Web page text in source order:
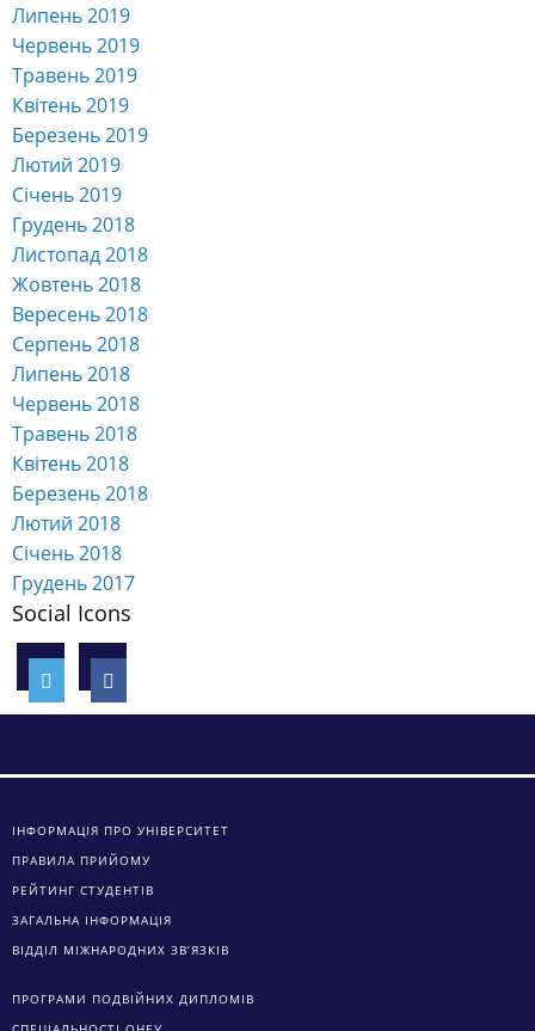
Липень 2019
Червень 2019
Травень 2019
Квітень 2019
Березень 2019
Лютий 2019
Січень 2019
Грудень 2018
Листопад 2018
Жовтень 2018
Вересень 2018
Серпень 2018
Липень 2018
Червень 2018
Травень 2018
Квітень 2018
Березень 2018
Лютий 2018
Січень 2018
Грудень 2017
Social Icons
ІНФОРМАЦІЯ ПРО УНІВЕРСИТЕТ
ПРАВИЛА ПРИЙОМУ
РЕЙТИНГ СТУДЕНТІВ
ЗАГАЛЬНА ІНФОРМАЦІЯ
ВІДДІЛ МІЖНАРОДНИХ ЗВ’ЯЗКІВ
ПРОГРАМИ ПОДВІЙНИХ ДИПЛОМІВ